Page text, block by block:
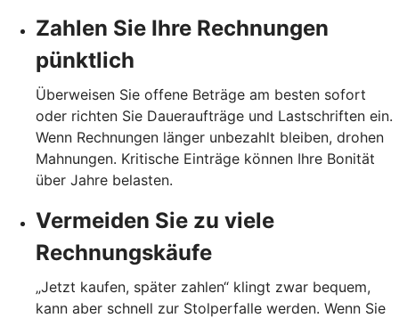
Zahlen Sie Ihre Rechnungen
pünktlich
Überweisen Sie offene Beträge am besten sofort
oder richten Sie Daueraufträge und Lastschriften ein.
Wenn Rechnungen länger unbezahlt bleiben, drohen
Mahnungen. Kritische Einträge können Ihre Bonität
über Jahre belasten.
Vermeiden Sie zu viele
Rechnungskäufe
„Jetzt kaufen, später zahlen“ klingt zwar bequem,
kann aber schnell zur Stolperfalle werden. Wenn Sie